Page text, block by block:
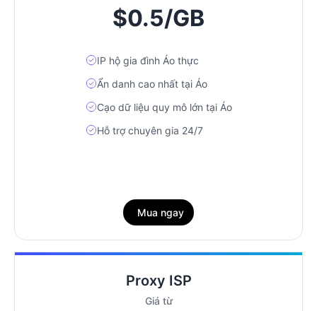
$0.5/GB
IP hộ gia đình Áo thực
Ẩn danh cao nhất tại Áo
Cạo dữ liệu quy mô lớn tại Áo
Hỗ trợ chuyên gia 24/7
Mua ngay
Proxy ISP
Giá từ